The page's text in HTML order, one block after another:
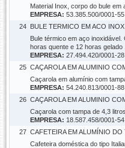
Material Inox, corpo do bule em
EMPRESA: 53.385.500/0001-
24 BULE TERMICO EM ACO
Bule térmico em aço
horas quente e 12 horas gelado
EMPRESA: 27.494.420/0001-
25 CAÇAROLA EM ALUMINIO
Caçarola em alumínio com
EMPRESA: 54.240.813/0001-
26 CAÇAROLA EM ALUMINIO
Caçarola com tampa de 4,3
EMPRESA: 18.587.458/0001-
27 CAFETEIRA EM ALUMÍNIO
Cafeteira doméstica do tipo